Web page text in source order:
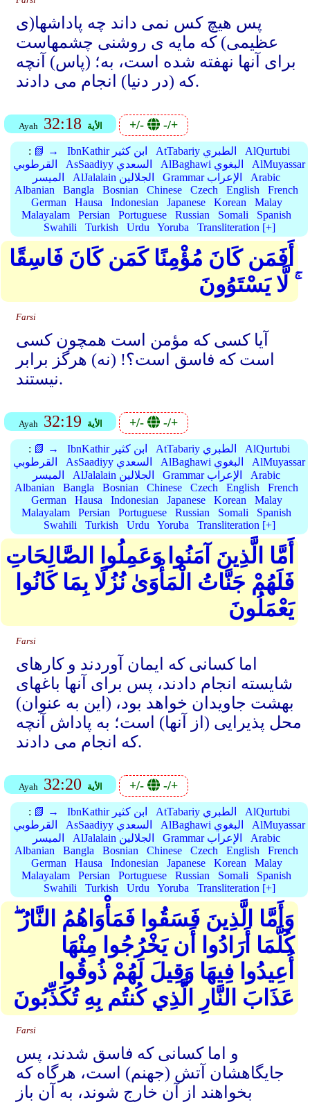
پس هیچ کس نمی داند چه پاداشها(ی
عظیمی) که مایه ی روشنی چشمهاست
برای آنها نهفته شده است، به؛ (پاس) آنچه
که (در دنیا) انجام می دادند.
Ayah 32:18 الأية +/- -/+
: 📗 → IbnKathir ابن كثير AtTabariy الطبري
AlQurtubi
القرطوبي
AsSaadiyy السعدي AlBaghawi البغوي
AlMuyassar
الميسر
AlJalalain الجلالين Grammar الإعراب
Arabic
Albanian
Bangla Bosnian Chinese Czech English
French
German
Hausa Indonesian Japanese Korean
Malay
Malayalam
Persian Portuguese Russian Somali
Spanish
Swahili
Turkish Urdu Yoruba Transliteration [+]
أَفَمَن كَانَ مُؤْمِنًا كَمَن كَانَ فَاسِقًا
ۚ لَّا يَسْتَوُونَ
Farsi
آیا کسی که مؤمن است همچون کسی
است که فاسق است؟! (نه) هرگز برابر
نیستند.
Ayah 32:19 الأية +/- -/+
: 📗 → IbnKathir ابن كثير AtTabariy الطبري
AlQurtubi
القرطوبي
AsSaadiyy السعدي AlBaghawi البغوي
AlMuyassar
الميسر
AlJalalain الجلالين Grammar الإعراب
Arabic
Albanian
Bangla Bosnian Chinese Czech English
French
German
Hausa Indonesian Japanese Korean
Malay
Malayalam
Persian Portuguese Russian Somali
Spanish
Swahili
Turkish Urdu Yoruba Transliteration [+]
أَمَّا الَّذِينَ آمَنُوا وَعَمِلُوا الصَّالِحَاتِ
فَلَهُمْ جَنَّاتُ الْمَأْوَىٰ نُزُلًا بِمَا كَانُوا
يَعْمَلُونَ
Farsi
اما کسانی که ایمان آوردند و کارهای
شایسته انجام دادند، پس برای آنها باغهای
بهشت جاویدان خواهد بود، (این به عنوان)
محل پذیرایی (از آنها) است؛ به پاداش آنچه
که انجام می دادند.
Ayah 32:20 الأية +/- -/+
: 📗 → IbnKathir ابن كثير AtTabariy الطبري
AlQurtubi
القرطوبي
AsSaadiyy السعدي AlBaghawi البغوي
AlMuyassar
الميسر
AlJalalain الجلالين Grammar الإعراب
Arabic
Albanian
Bangla Bosnian Chinese Czech English
French
German
Hausa Indonesian Japanese Korean
Malay
Malayalam
Persian Portuguese Russian Somali
Spanish
Swahili
Turkish Urdu Yoruba Transliteration [+]
وَأَمَّا الَّذِينَ فَسَقُوا فَمَأْوَاهُمُ النَّارُ ۖ
كُلَّمَا أَرَادُوا أَن يَخْرُجُوا مِنْهَا
أُعِيدُوا فِيهَا وَقِيلَ لَهُمْ ذُوقُوا
عَذَابَ النَّارِ الَّذِي كُنتُم بِهِ تُكَذِّبُونَ
Farsi
و اما کسانی که فاسق شدند، پس
جایگاهشان آتش (جهنم) است، هرگاه که
بخواهند از آن خارج شوند، به آن باز